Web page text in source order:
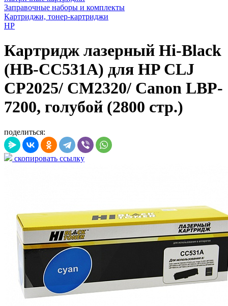
Заправочные наборы и комплекты
Картриджи, тонер-картриджи
HP
Картридж лазерный Hi-Black
(HB-CC531A) для HP CLJ
CP2025/ CM2320/ Canon LBP-
7200, голубой (2800 стр.)
поделиться:
скопировать ссылку